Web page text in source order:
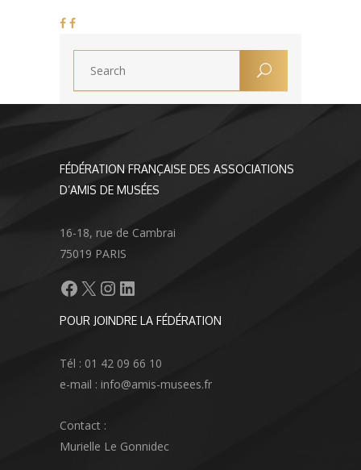
FÉDÉRATION FRANÇAISE DES ASSOCIATIONS
D’AMIS DE MUSÉES
16-18, rue de Cambrai
75019 PARIS
Facebook
X Instagram
LinkedIn
POUR JOINDRE LA FÉDÉRATION
Tél : 01 42 09 66 10
e-mail : info@amis-musees.fr
Contact :
Murielle Le Gonnidec